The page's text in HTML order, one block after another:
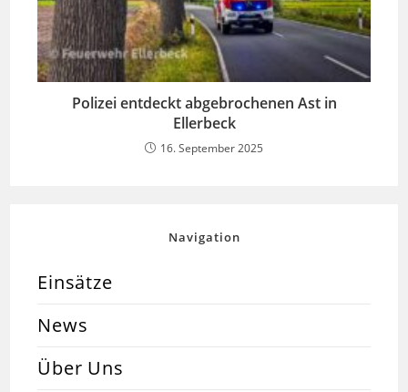
Polizei entdeckt abgebrochenen Ast in
Ellerbeck
16. September 2025
Navigation
Einsätze
News
Über Uns